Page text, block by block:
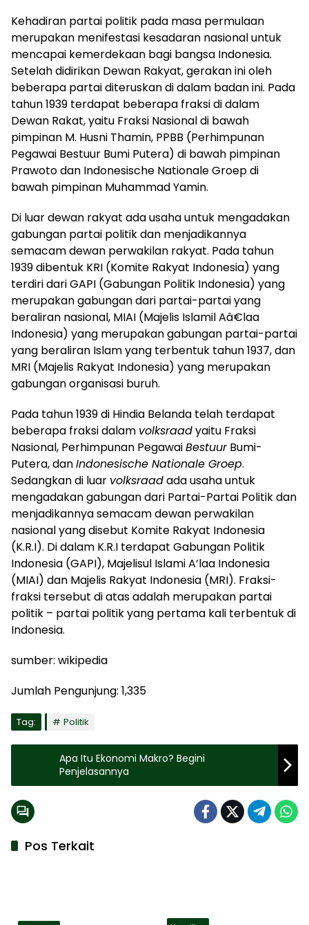
Kehadiran partai politik pada masa permulaan
merupakan menifestasi kesadaran nasional untuk
mencapai kemerdekaan bagi bangsa Indonesia.
Setelah didirikan Dewan Rakyat, gerakan ini oleh
beberapa partai diteruskan di dalam badan ini. Pada
tahun 1939 terdapat beberapa fraksi di dalam
Dewan Rakat, yaitu Fraksi Nasional di bawah
pimpinan M. Husni Thamin, PPBB (Perhimpunan
Pegawai Bestuur Bumi Putera) di bawah pimpinan
Prawoto dan Indonesische Nationale Groep di
bawah pimpinan Muhammad Yamin.
Di luar dewan rakyat ada usaha untuk mengadakan
gabungan partai politik dan menjadikannya
semacam dewan perwakilan rakyat. Pada tahun
1939 dibentuk KRI (Komite Rakyat Indonesia) yang
terdiri dari GAPI (Gabungan Politik Indonesia) yang
merupakan gabungan dari partai-partai yang
beraliran nasional, MIAI (Majelis Islamil Aâ€laa
Indonesia) yang merupakan gabungan partai-partai
yang beraliran Islam yang terbentuk tahun 1937, dan
MRI (Majelis Rakyat Indonesia) yang merupakan
gabungan organisasi buruh.
Pada tahun 1939 di Hindia Belanda telah terdapat
beberapa fraksi dalam volksraadyaitu Fraksi
Nasional, Perhimpunan PegawaiBestuurBumi-
Putera, danIndonesische Nationale Groep.
Sedangkan di luar volksraadada usaha untuk
mengadakan gabungan dari Partai-Partai Politik dan
menjadikannya semacam dewan perwakilan
nasional yang disebut Komite Rakyat Indonesia
(K.R.I). Di dalam K.R.I terdapat Gabungan Politik
Indonesia (GAPI), Majelisul Islami A’laa Indonesia
(MIAI) dan Majelis Rakyat Indonesia (MRI). Fraksi-
fraksi tersebut di atas adalah merupakan partai
politik – partai politik yang pertama kali terbentuk di
Indonesia.
sumber: wikipedia
Jumlah Pengunjung: 1,335
Tag: Politik
Apa Itu Ekonomi Makro? Begini
Penjelasannya
Pos Terkait